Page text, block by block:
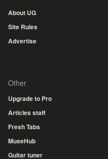
About UG
Site Rules
Advertise
Other
Upgrade to Pro
Articles staff
Fresh Tabs
MuseHub
Guitar tuner